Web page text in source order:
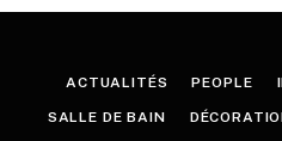
ACTUALITÉS PEOPLE
SALLE DE BAIN